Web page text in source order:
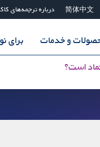
简体中文 درباره ترجمه‌های
است؟
و خدمات برای